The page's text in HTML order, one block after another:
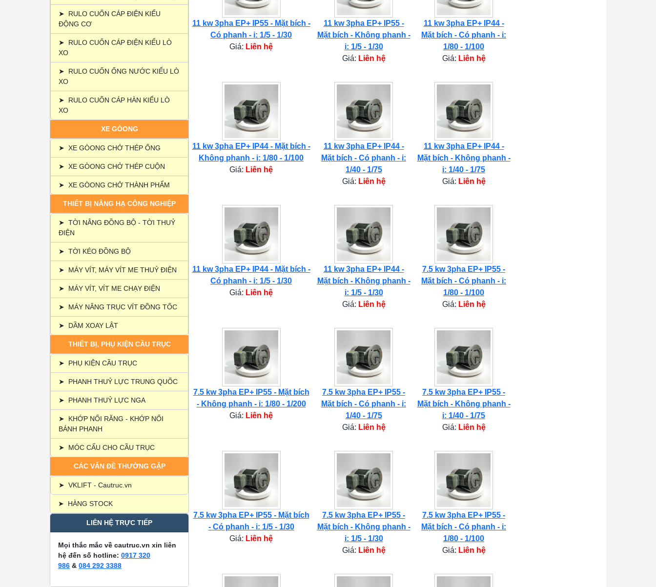
➤
RULO CUỐN CÁP ĐIỆN KIỂU
ĐỘNG CƠ
➤
RULO CUỐN CÁP ĐIỆN KIỂU LÒ
XO
➤
RULO CUỐN ỐNG NƯỚC KIỂU LÒ
XO
➤
RULO CUỐN CÁP HÀN KIỂU LÒ
XO
XE GÒONG
➤ XE GÒONG CHỞ THÉP ỐNG
➤ XE GÒONG CHỞ THÉP CUỘN
➤ XE GÒONG CHỞ THÀNH PHẨM
THIẾT BỊ NÂNG HẠ CÔNG NGHIỆP
➤ TỜI NÂNG ĐỒNG BỘ - TỜI THUỶ
ĐIỆN
➤ TỜI KÉO ĐỒNG BỘ
➤ MÁY VÍT, MÁY VÍT ME THUỶ ĐIỆN
➤ MÁY VÍT, VÍT ME CHẠY ĐIỆN
➤ MÁY NÂNG TRỤC VÍT ĐỒNG TỐC
➤ DẦM XOAY LẬT
THIẾT BỊ, PHỤ KIỆN CẦU TRỤC
➤ PHỤ KIỆN CẦU TRỤC
➤ PHANH THUỶ LỰC TRUNG QUỐC
➤ PHANH THUỶ LỰC NGA
➤
KHỚP NỐI RĂNG - KHỚP NỐI
BÁNH PHANH
➤ MÓC CẨU CHO CẦU TRỤC
CÁC VẤN ĐỀ THƯỜNG GẶP
➤ VKLIFT - Cautruc.vn
➤ HÀNG STOCK
LIÊN HỆ TRỰC TIẾP
Mọi thắc mắc về cautruc.vn xin liên
hệ đến số hotline: 0917 320
986 & 084 292 3388
11 kw 3pha EP+ IP55 - Mặt bích -
Có phanh - i: 1/5 - 1/30
Giá: Liên hệ
11 kw 3pha EP+ IP55 -
Mặt bích - Không phanh -
i: 1/5 - 1/30
Giá: Liên hệ
11 kw 3pha EP+ IP44 -
Mặt bích - Có phanh - i:
1/80 - 1/100
Giá: Liên hệ
11 kw 3pha EP+ IP44 - Mặt bích -
Không phanh - i: 1/80 - 1/100
Giá: Liên hệ
11 kw 3pha EP+ IP44 -
Mặt bích - Có phanh - i:
1/40 - 1/75
Giá: Liên hệ
11 kw 3pha EP+ IP44 -
Mặt bích - Không phanh -
i: 1/40 - 1/75
Giá: Liên hệ
11 kw 3pha EP+ IP44 - Mặt bích -
Có phanh - i: 1/5 - 1/30
Giá: Liên hệ
11 kw 3pha EP+ IP44 -
Mặt bích - Không phanh -
i: 1/5 - 1/30
Giá: Liên hệ
7.5 kw 3pha EP+ IP55 -
Mặt bích - Có phanh - i:
1/80 - 1/100
Giá: Liên hệ
7.5 kw 3pha EP+ IP55 - Mặt bích
- Không phanh - i: 1/80 - 1/200
Giá: Liên hệ
7.5 kw 3pha EP+ IP55 -
Mặt bích - Có phanh - i:
1/40 - 1/75
Giá: Liên hệ
7.5 kw 3pha EP+ IP55 -
Mặt bích - Không phanh -
i: 1/40 - 1/75
Giá: Liên hệ
7.5 kw 3pha EP+ IP55 - Mặt bích
- Có phanh - i: 1/5 - 1/30
Giá: Liên hệ
7.5 kw 3pha EP+ IP55 -
Mặt bích - Không phanh -
i: 1/5 - 1/30
Giá: Liên hệ
7.5 kw 3pha EP+ IP55 -
Mặt bích - Có phanh - i:
1/80 - 1/100
Giá: Liên hệ